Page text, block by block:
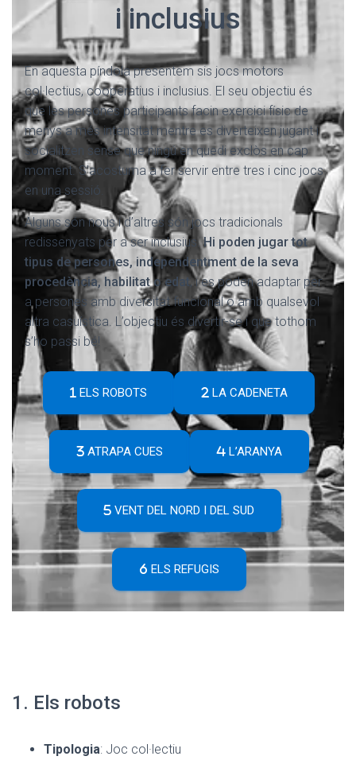
i inclusius
En aquesta píndola presentem sis jocs motors
col·lectius, cooperatius i inclusius. El seu objectiu és
que les persones participants facin exercici físic de
menys a més intensitat mentre es diverteixen jugant i
socialitzen sense que ningú en quedi exclòs en cap
moment. S’acostuma a fer servir entre tres i cinc jocs
en una sessió.
Alguns són nous i d’altres són jocs tradicionals
redissenyats per a ser inclusius.Hi poden jugar tot
tipus de persones, independentment de la seva
procedència, habilitat o edat, i es poden adaptar per
a persones amb diversitat funcional o amb qualsevol
altra casuística. L’objectiu és divertir-se i que tothom
s’ho passi bé!
ELS ROBOTS LA CADENETA
ATRAPA CUES L’ARANYA
VENT DEL NORD I DEL SUD
ELS REFUGIS
1. Els robots
Tipologia: Joc col·lectiu